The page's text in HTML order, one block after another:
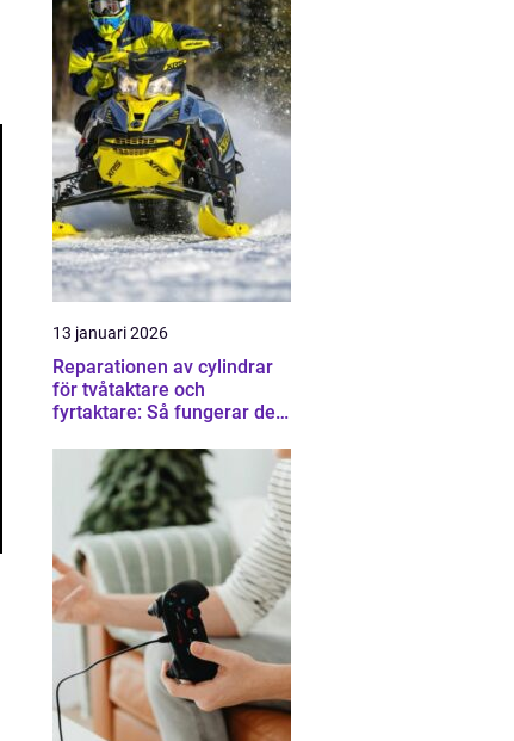
13 januari 2026
Reparationen av cylindrar
för tvåtaktare och
fyrtaktare: Så fungerar det i